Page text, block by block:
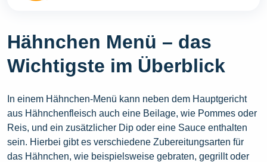
Hähnchen Menü – das
Wichtigste im Überblick
In einem Hähnchen-Menü kann neben dem Hauptgericht
aus Hähnchenfleisch auch eine Beilage, wie Pommes oder
Reis, und ein zusätzlicher Dip oder eine Sauce enthalten
sein. Hierbei gibt es verschiedene Zubereitungsarten für
das Hähnchen, wie beispielsweise gebraten, gegrillt oder